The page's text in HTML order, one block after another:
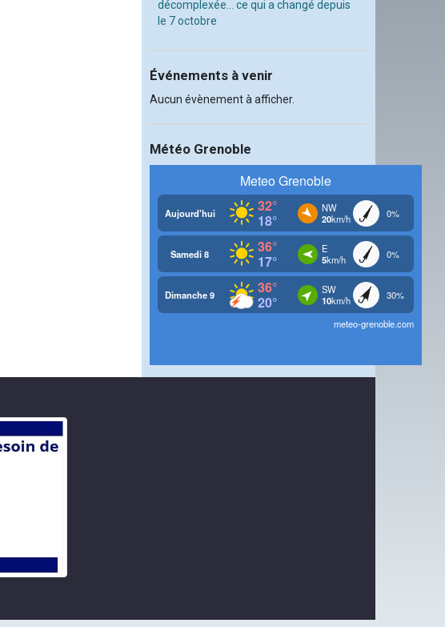
décomplexée… ce qui a changé depuis
le 7 octobre
Événements à venir
Aucun évènement à afficher.
Météo Grenoble